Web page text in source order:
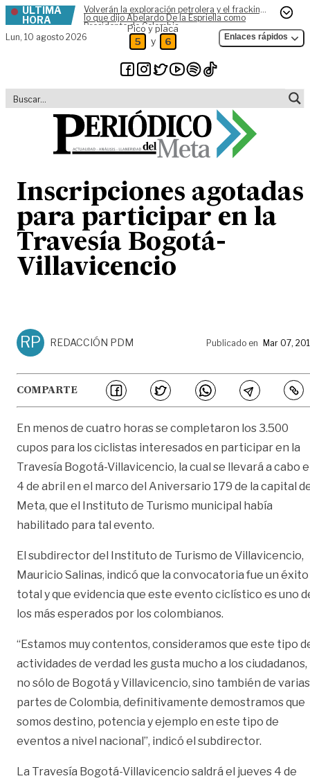
Skip to content
ÚLTIMA
HORA
Volverán la exploración petrolera y el fracking,
lo que dijo Abelardo De la Espriella como
Presidente de Colombia
Lun, 10 agosto 2026
Pico y placa
5 y 6 Enlaces rápidos
Inscripciones agotadas
para participar en la
Travesía Bogotá-
Villavicencio
RP REDACCIÓN PDM Publicado en Mar 07,
COMPARTE
En menos de cuatro horas se completaron los 3.500
cupos para los ciclistas interesados en participar en la
Travesía Bogotá-Villavicencio, la cual se llevará a cabo
4 de abril en el marco del Aniversario 179 de la capital
Meta, que el Instituto de Turismo municipal había
habilitado para tal evento.
El subdirector del Instituto de Turismo de Villavicencio,
Mauricio Salinas, indicó que la convocatoria fue un éxito
total y que evidencia que este evento ciclístico es uno
los más esperados por los colombianos.
“Estamos muy contentos, consideramos que este tipo
actividades de verdad les gusta mucho a los ciudadanos,
no sólo de Bogotá y Villavicencio, sino también de varias
partes de Colombia, definitivamente demostramos que
somos destino, potencia y ejemplo en este tipo de
eventos a nivel nacional”, indicó el subdirector.
La Travesía Bogotá-Villavicencio saldrá el jueves 4 de